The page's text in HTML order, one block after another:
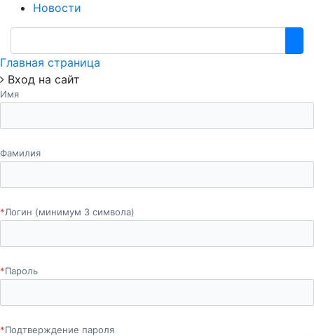
Новости
Главная страница
Вход на сайт
Имя
Фамилия
*Логин (минимум 3 символа)
*Пароль
*Подтверждение пароля